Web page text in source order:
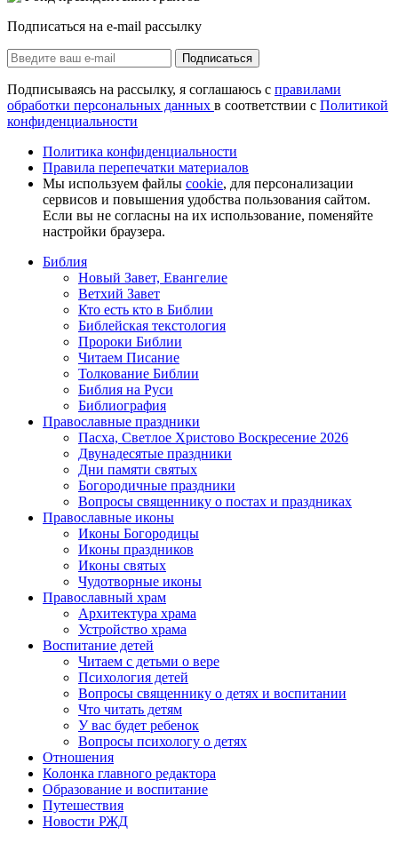
Подписаться на e-mail рассылку
Подписаться
Подписываясь на рассылку, я соглашаюсь с правилами
обработки персональных данных в соответствии с Политикой
конфиденциальности
Политика конфиденциальности
Правила перепечатки материалов
Мы используем файлы cookie, для персонализации
сервисов и повышения удобства пользования сайтом.
Если вы не согласны на их использование, поменяйте
настройки браузера.
Библия
Новый Завет, Евангелие
Ветхий Завет
Кто есть кто в Библии
Библейская текстология
Пророки Библии
Читаем Писание
Толкование Библии
Библия на Руси
Библиография
Православные праздники
Пасха, Светлое Христово Воскресение 2026
Двунадесятые праздники
Дни памяти святых
Богородичные праздники
Вопросы священнику о постах и праздниках
Православные иконы
Иконы Богородицы
Иконы праздников
Иконы святых
Чудотворные иконы
Православный храм
Архитектура храма
Устройство храма
Воспитание детей
Читаем с детьми о вере
Психология детей
Вопросы священнику о детях и воспитании
Что читать детям
У вас будет ребенок
Вопросы психологу о детях
Отношения
Колонка главного редактора
Образование и воспитание
Путешествия
Новости РЖД